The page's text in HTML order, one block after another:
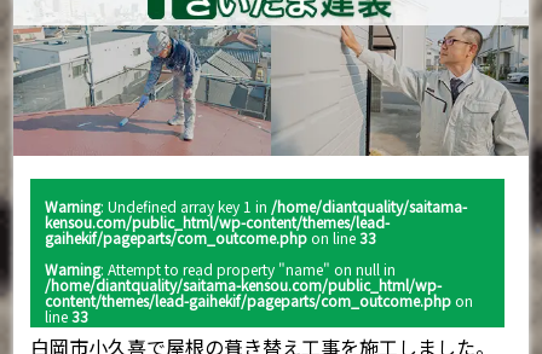
Warning : Undefined array key 1 in /home/diantquality/saitama-
kensou.com/public_html/wp-content/themes/lead-
gaihekif/pageparts/com_outcome.phpon line33
Warning : Attempt to read property "name" on null in
/home/diantquality/saitama-kensou.com/public_html/wp-
content/themes/lead-gaihekif/pageparts/com_outcome.phpon
line33
白岡市小久喜で屋根の葺き替え工事を施工しました。